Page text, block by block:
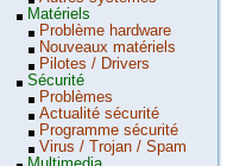
Matériels
Problème hardware
Nouveaux matériels
Pilotes / Drivers
Sécurité
Problèmes
Actualité sécurité
Programme sécurité
Virus / Trojan / Spam